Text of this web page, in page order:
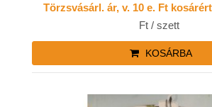
Törzsvásárl. ár, v. 10 e. Ft
Ft / szett
KOSÁRBA